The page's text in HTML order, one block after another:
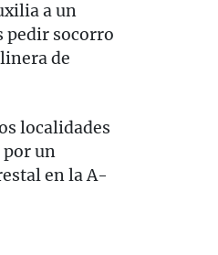
a un
pedir socorro
de
localidades
un
en la A-